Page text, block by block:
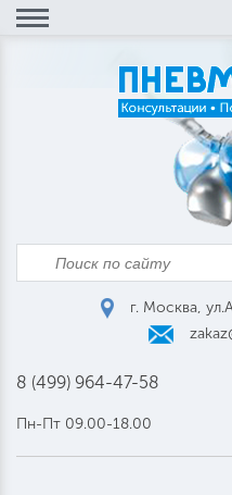
г. Москва,
8 (499) 964-47-58
Пн-Пт 09.00-18.00